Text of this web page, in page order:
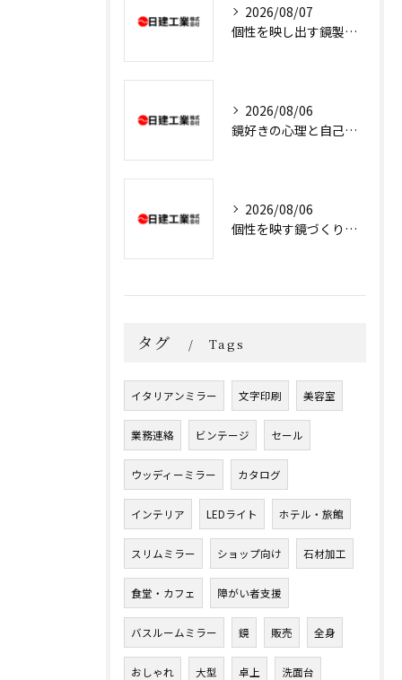
2026/08/07
個性を映し出す鏡製造の魅力と技術
2026/08/06
鏡好きの心理と自己肯定感を高める鏡との上手な付き合い方
2026/08/06
個性を映す鏡づくりの販売戦略とは
タグ Tags
イタリアンミラー 文字印刷 美容室
業務連絡 ビンテージ セール
ウッディーミラー カタログ
インテリア LEDライト ホテル・旅館
スリムミラー ショップ向け 石材加工
食堂・カフェ 障がい者支援
バスルームミラー 鏡 販売 全身
おしゃれ 大型 卓上 洗面台